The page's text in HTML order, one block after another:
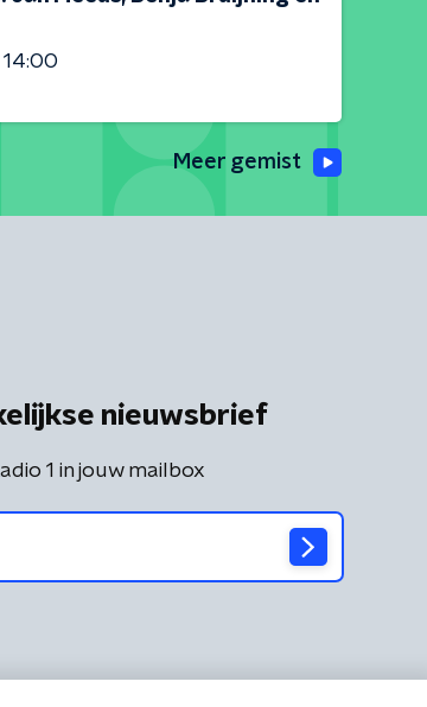
Meer gemist
nieuwsbrief
1 in jouw mailbox